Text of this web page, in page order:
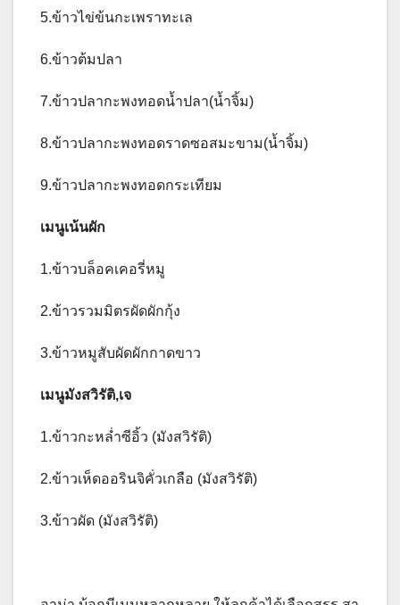
5.ข้าวไข่ข้นกะเพราทะเล
6.ข้าวต้มปลา
7.ข้าวปลากะพงทอดน้ำปลา(น้ำจิ้ม)
8.ข้าวปลากะพงทอดราดซอสมะขาม(น้ำจิ้ม)
9.ข้าวปลากะพงทอดกระเทียม
เมนูเน้นผัก
1.ข้าวบล็อคเคอรี่หมู
2.ข้าวรวมมิตรผัดผักกุ้ง
3.ข้าวหมูสับผัดผักกาดขาว
เมนูมังสวิรัติ,เจ
1.ข้าวกะหล่ำซีอิ้ว (มังสวิรัติ)
2.ข้าวเห็ดออรินจิคั่วเกลือ (มังสวิรัติ)
3.ข้าวผัด (มังสวิรัติ)